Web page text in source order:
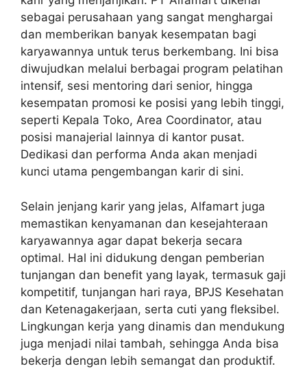
sebagai perusahaan yang sangat menghargai
dan memberikan banyak kesempatan bagi
karyawannya untuk terus berkembang. Ini bisa
diwujudkan melalui berbagai program pelatihan
intensif, sesi mentoring dari senior, hingga
kesempatan promosi ke posisi yang lebih tinggi,
seperti Kepala Toko, Area Coordinator, atau
posisi manajerial lainnya di kantor pusat.
Dedikasi dan performa Anda akan menjadi
kunci utama pengembangan karir di sini.
Selain jenjang karir yang jelas, Alfamart juga
memastikan kenyamanan dan kesejahteraan
karyawannya agar dapat bekerja secara
optimal. Hal ini didukung dengan pemberian
tunjangan dan benefit yang layak, termasuk gaji
kompetitif, tunjangan hari raya, BPJS Kesehatan
dan Ketenagakerjaan, serta cuti yang fleksibel.
Lingkungan kerja yang dinamis dan mendukung
juga menjadi nilai tambah, sehingga Anda bisa
bekerja dengan lebih semangat dan produktif.